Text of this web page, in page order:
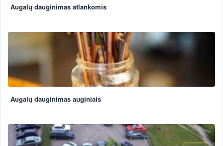
Augalų dauginimas atlankomis
Augalų dauginimas auginiais